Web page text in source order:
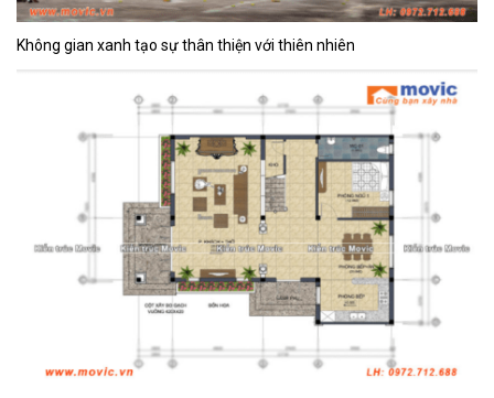
Không gian xanh tạo sự thân thiện với thiên nhiên